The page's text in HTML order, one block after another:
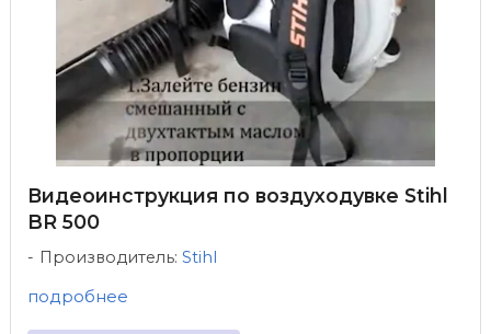
Видеоинструкция по воздуходувке Stihl
BR 500
Производитель: Stihl
подробнее